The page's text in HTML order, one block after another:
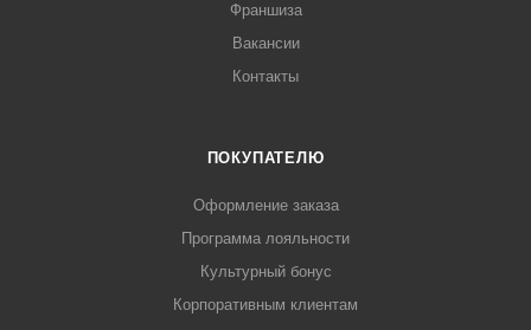
Франшиза
Вакансии
Контакты
ПОКУПАТЕЛЮ
Оформление заказа
Программа лояльности
Культурный бонус
Корпоративным клиентам